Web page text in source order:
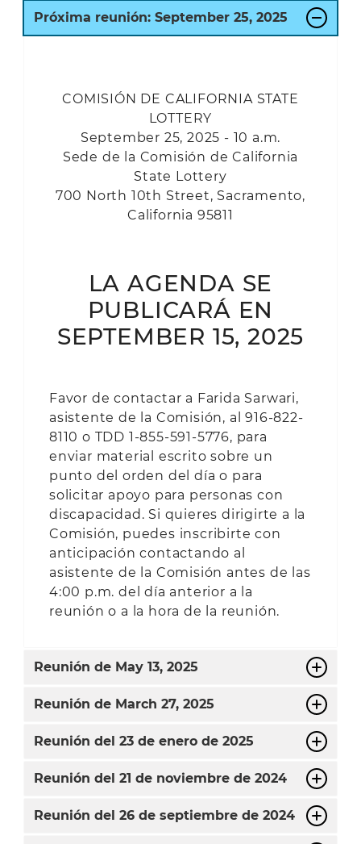
Próxima reunión: September 25, 2025
COMISIÓN DE CALIFORNIA STATE
LOTTERY
September 25, 2025 - 10 a.m.
Sede de la Comisión de California
State Lottery
700 North 10th Street, Sacramento,
California 95811
LA AGENDA SE
PUBLICARÁ EN
SEPTEMBER 15, 2025
Favor de contactar a Farida Sarwari,
asistente de la Comisión, al 916-822-
8110 o TDD 1-855-591-5776, para
enviar material escrito sobre un
punto del orden del día o para
solicitar apoyo para personas con
discapacidad. Si quieres dirigirte a la
Comisión, puedes inscribirte con
anticipación contactando al
asistente de la Comisión antes de las
4:00 p.m. del día anterior a la
reunión o a la hora de la reunión.
Reunión de May 13, 2025
Reunión de March 27, 2025
Reunión del 23 de enero de 2025
Reunión del 21 de noviembre de 2024
Reunión del 26 de septiembre de 2024